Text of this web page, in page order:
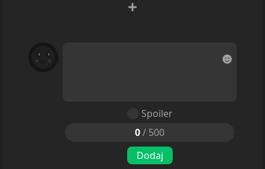
Spoiler
0/ 500
Dodaj